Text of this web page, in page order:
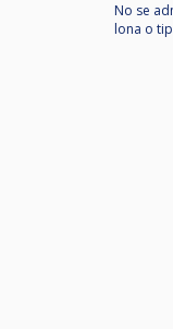
No se
lona o